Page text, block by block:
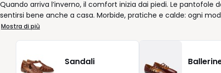
Quando arriva l’inverno, il comfort inizia dai piedi. Le
sentirsi bene anche a casa. Morbide, pratiche e calde: ogni
risveglio fino alla sera. Con una vasta scelta di ciabatte
antiscivolo, ogni passo in casa è sicuro su qualsiasi tipo di
ma sempre gradito? Scopri le nostre ciabatte calde e
Mostra di più
Sandali